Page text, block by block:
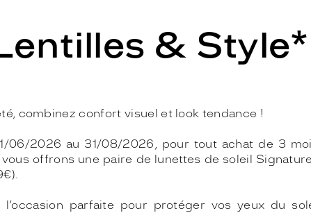
& Style*
combinez confort visuel et look tendance !
06/2026 au 31/08/2026, pour tout achat de 3
vous offrons une paire de lunettes de soleil
l’occasion parfaite pour protéger vos yeux du